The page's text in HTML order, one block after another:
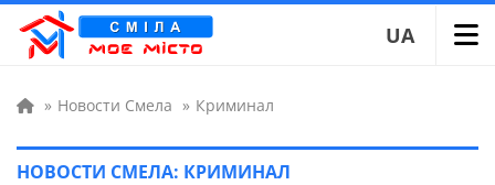
UA
» Новости Смела » Криминал
НОВОСТИ СМЕЛА: КРИМИНАЛ